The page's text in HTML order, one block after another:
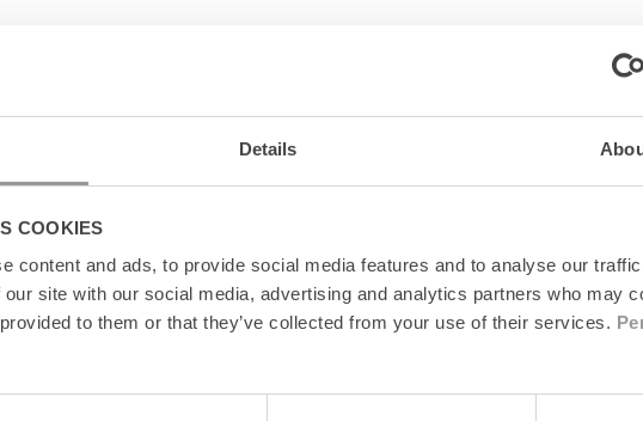
Details
COOKIES
content and ads, to provide social media features and to analyse our
site with our social media, advertising and analytics partners who may
to them or that they’ve collected from your use of their services.